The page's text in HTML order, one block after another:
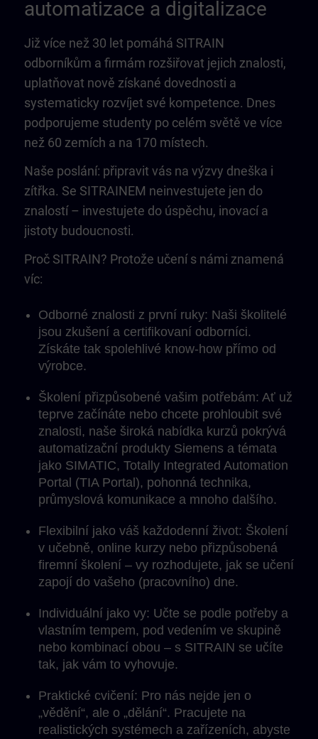
automatizace a digitalizace
Již více než 30 let pomáhá SITRAIN
odborníkům a firmám rozšiřovat jejich znalosti,
uplatňovat nově získané dovednosti a
systematicky rozvíjet své kompetence. Dnes
podporujeme studenty po celém světě ve více
než 60 zemích a na 170 místech.
Naše poslání: připravit vás na výzvy dneška i
zítřka. Se SITRAINEM neinvestujete jen do
znalostí – investujete do úspěchu, inovací a
jistoty budoucnosti.
Proč SITRAIN? Protože učení s námi znamená
víc:
Odborné znalosti z první ruky: Naši školitelé
jsou zkušení a certifikovaní odborníci.
Získáte tak spolehlivé know-how přímo od
výrobce.
Školení přizpůsobené vašim potřebám: Ať už
teprve začínáte nebo chcete prohloubit své
znalosti, naše široká nabídka kurzů pokrývá
automatizační produkty Siemens a témata
jako SIMATIC, Totally Integrated Automation
Portal (TIA Portal), pohonná technika,
průmyslová komunikace a mnoho dalšího.
Flexibilní jako váš každodenní život: Školení
v učebně, online kurzy nebo přizpůsobená
firemní školení – vy rozhodujete, jak se učení
zapojí do vašeho (pracovního) dne.
Individuální jako vy: Učte se podle potřeby a
vlastním tempem, pod vedením ve skupině
nebo kombinací obou – s SITRAIN se učíte
tak, jak vám to vyhovuje.
Praktické cvičení: Pro nás nejde jen o
„vědění“, ale o „dělání“. Pracujete na
realistických systémech a zařízeních, abyste